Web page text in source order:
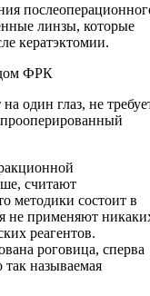
линзы, которые
кератэктомии.
ФРК
один глаз, не
считают
методики состоит в
не применяют
реагентов.
роговица, сперва
называемая